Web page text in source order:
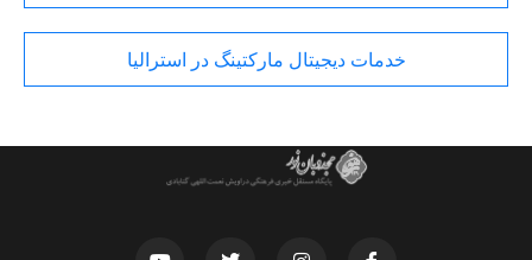
خدمات دیجیتال مارکتینگ در استرالیا